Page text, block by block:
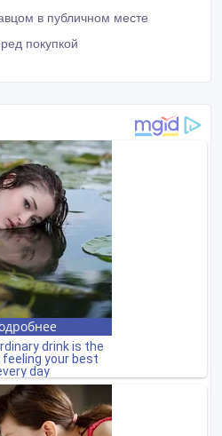
в публичном месте
покупкой